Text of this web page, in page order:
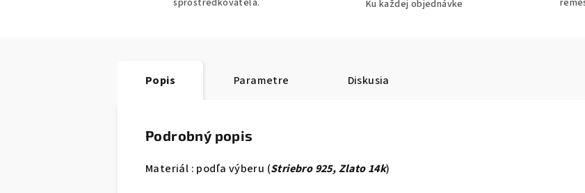
sprostredkovateľa.
Ku každej objednávke
Popis Parametre Diskusia
Podrobný popis
Materiál : podľa výberu (Striebro 925, Zlato 14k)